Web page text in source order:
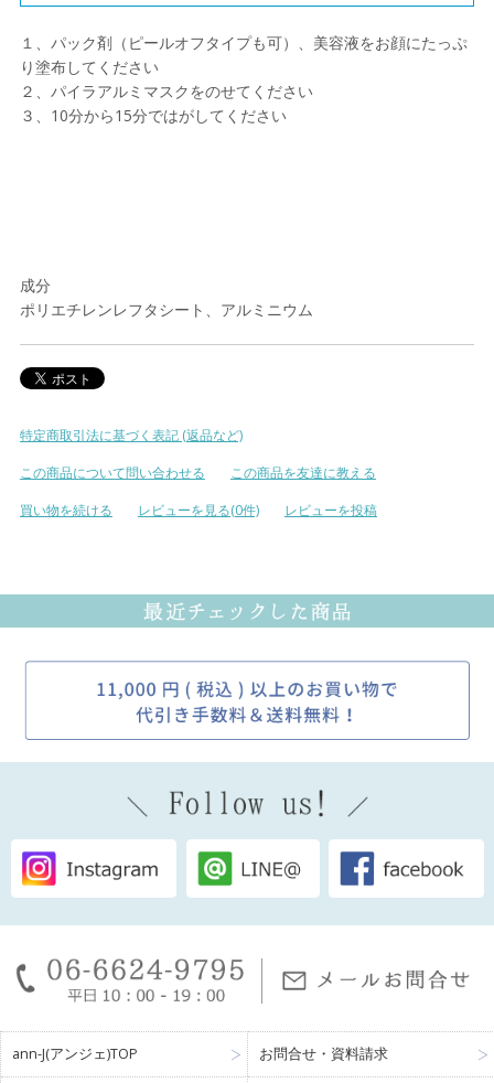
１、パック剤（ピールオフタイプも可）、美容液をお顔にたっぷ
り塗布してください
２、パイラアルミマスクをのせてください
３、10分から15分ではがしてください
成分
ポリエチレンレフタシート、アルミニウム
特定商取引法に基づく表記 (返品など)
この商品について問い合わせる
この商品を友達に教える
買い物を続ける
レビューを見る(0件) レビューを投稿
ann-J(アンジェ)TOP お問合せ・資料請求